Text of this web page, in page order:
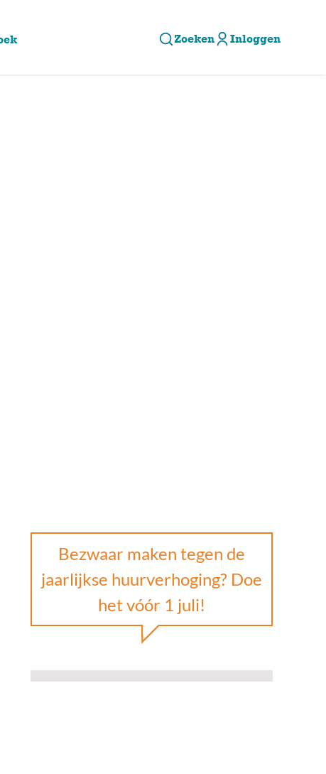
Zoeken Inloggen
Bezwaar maken tegen de
jaarlijkse huurverhoging? Doe
het vóór 1 juli!